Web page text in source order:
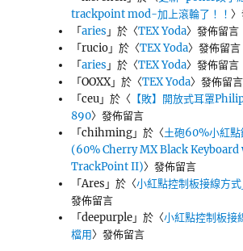
trackpoint mod-加上滾輪了！！
「aries 」於〈TEX Yoda〉發佈留言
「rucio」於〈TEX Yoda〉發佈留言
「aries 」於〈TEX Yoda〉發佈留言
「OOXX」於〈TEX Yoda〉發佈留言
「ceu」於〈 【敗】開放式耳罩
890〉發佈留言
「chihming」於〈土砲60%小紅
(60% Cherry MX Black
TrackPoint II)〉發佈留言
「Ares 」於〈小紅點控制板接線方
發佈留言
「deepurple」於〈小紅點控制板接
檔用〉發佈留言